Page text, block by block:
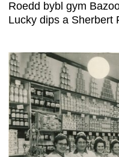
Roedd bybl gym
Lucky dips a Sherbert